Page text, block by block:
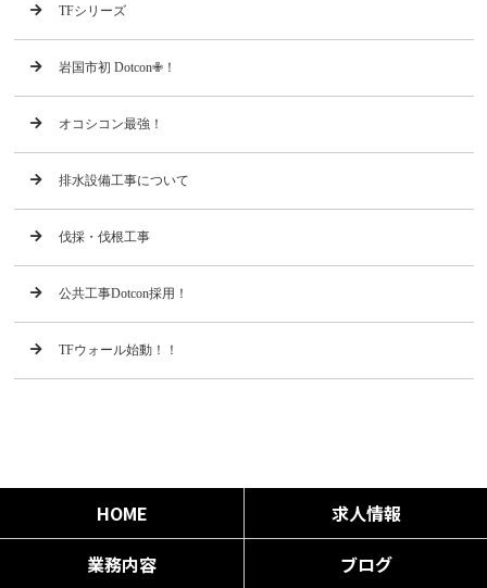
TFシリーズ
岩国市初 Dotcon✙！
オコシコン最強！
排水設備工事について
伐採・伐根工事
公共工事Dotcon採用！
TFウォール始動！！
HOME
求人情報
業務内容
ブログ